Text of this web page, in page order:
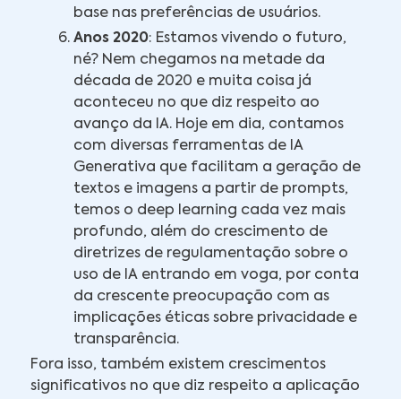
base nas preferências de usuários.
Anos 2020: Estamos vivendo o futuro,
né? Nem chegamos na metade da
década de 2020 e muita coisa já
aconteceu no que diz respeito ao
avanço da IA. Hoje em dia, contamos
com diversas ferramentas de IA
Generativa que facilitam a geração de
textos e imagens a partir de prompts,
temos o deep learning cada vez mais
profundo, além do crescimento de
diretrizes de regulamentação sobre o
uso de IA entrando em voga, por conta
da crescente preocupação com as
implicações éticas sobre privacidade e
transparência.
Fora isso, também existem crescimentos
significativos no que diz respeito a aplicação